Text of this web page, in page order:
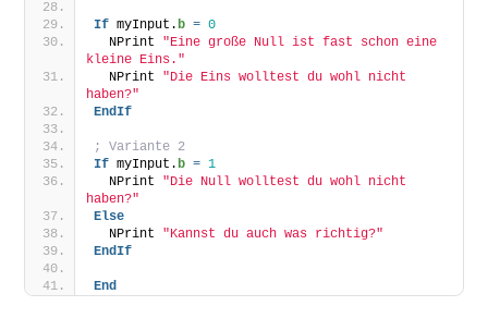
If myInput.b = 0
  NPrint
"Eine große Null ist fast schon eine
kleine Eins."
  NPrint
"Die Eins wolltest du wohl nicht
haben?"
EndIf
; Variante 2
If myInput.b = 1
  NPrint
"Die Null wolltest du wohl nicht
haben?"
Else
  NPrint
"Kannst du auch was richtig?"
EndIf
End